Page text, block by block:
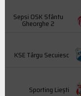
Sepsi OSK Sfântu
Gheorghe 2
KSE Târgu Secuiesc
Sporting Liești